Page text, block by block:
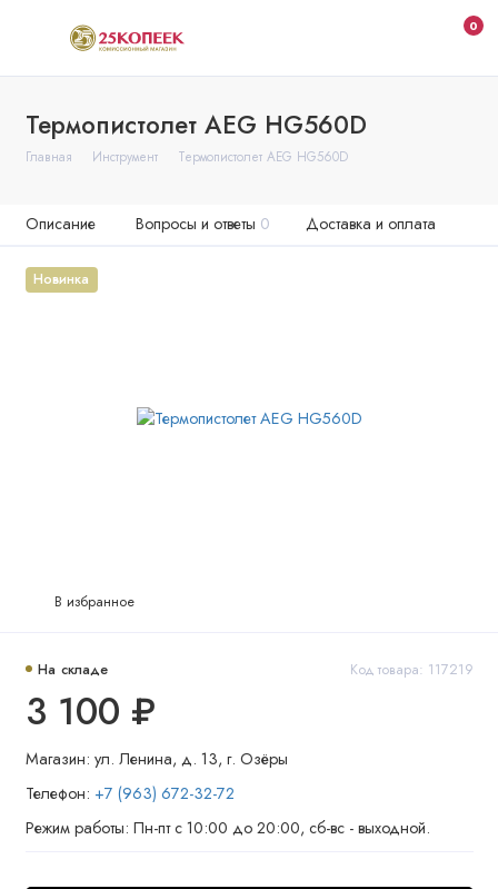
0
Термопистолет AEG HG560D
Главная Инструмент Термопистолет AEG HG560D
Описание Вопросы и ответы 0 Доставка и оплата
Новинка
На складе Код товара: 117219
3 100 ₽
Магазин: ул. Ленина, д. 13, г. Озёры
Телефон: +7 (963) 672-32-72
Режим работы: Пн-пт с 10:00 до 20:00, сб-вс - выходной.
В избранное